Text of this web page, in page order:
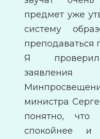
предмет уже
систему
преподаваться
Я
заявления
министра
понятно, что
спокойнее